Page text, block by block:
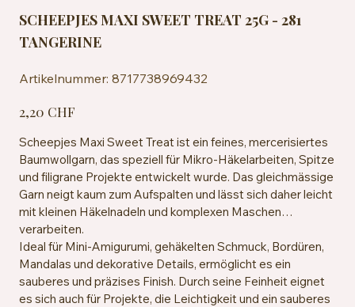
SCHEEPJES MAXI SWEET TREAT 25G - 281
TANGERINE
Artikelnummer: 8717738969432
8717738969432
2,20 CHF
Scheepjes Maxi Sweet Treat ist ein feines, mercerisiertes
Baumwollgarn, das speziell für Mikro-Häkelarbeiten, Spitze
und filigrane Projekte entwickelt wurde. Das gleichmässige
Garn neigt kaum zum Aufspalten und lässt sich daher leicht
mit kleinen Häkelnadeln und komplexen Maschen
verarbeiten.
Ideal für Mini-Amigurumi, gehäkelten Schmuck, Bordüren,
Mandalas und dekorative Details, ermöglicht es ein
sauberes und präzises Finish. Durch seine Feinheit eignet
es sich auch für Projekte, die Leichtigkeit und ein sauberes